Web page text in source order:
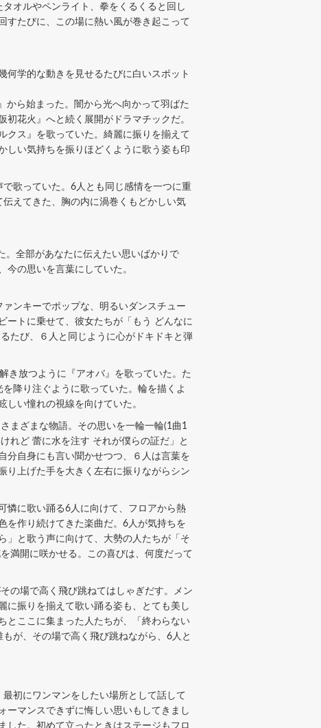
オルやペンライト、拳をくるくると回し
すたびに、この場に熱い風が巻き起こって
学的な動きを見せるたびに白いスポット
ら始まった。闇から光へ向かって羽ばた
花火』へと続く展開がドラマチックだ。
クス』を歌っていた。綺麗に振りを揃えて
しい気持ちを振りほどくように歌う姿も印
歌っていた。6人とも同じ感情を一つに重
えてきた、胸の内に渦巻くもどかしい気
。全部があなたに伝えたい思いばかりで
の思いを言葉にしていた。
ンキーでポップな、明るいダンスチュー
ートに乗せて、彼女たちが「もう どんなに
たび、６人と同じように心がドキドキと弾
き放つように『アオバ』を歌っていた。た
降り注ぐように歌っていた。輪を描くよ
い憧れの視線を向けていた。
まざまな物語。その思いを一輪一輪(1曲1
れど 蕾に水を注す それが僕らの証だ」と
分自身にも言い聞かせつつ、６人は言葉を
り上げた手を大きく左右に振りながらシン
憐に歌い踊る6人に向けて、フロアから熱
を作り続けてきた楽曲だ。6人が気持ちを
」と歌う声に向けて、大勢の人たちが「そ
満開に咲かせる。この喜びは、何度だって
の場で高く飛び跳ねてはしゃぎだす。メン
に振りを揃えて歌い踊る姿も、とても美し
とここに集まった人たちが、「終わらない
が、その場で高く飛び跳ねながら、6人と
初にワンマンをしたい場所として話して
ーマンスできずに悔しい思いもしてきまし
した。初めて立ったときはステージもフロ